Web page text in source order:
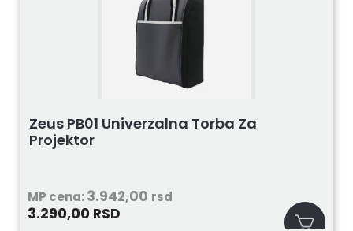
Zeus PB01 Univerzalna Torba Za
Projektor
MP cena:3.942,00 rsd
3.290,00 RSD